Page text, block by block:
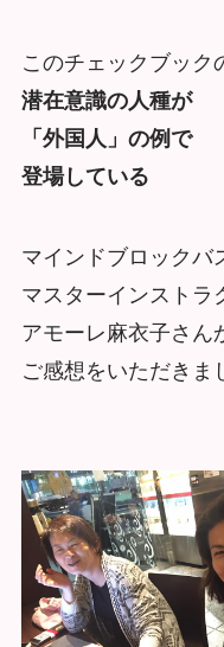
このチェックブック
潜在意識の人種が
「外国人」の例で
登場している
マインドブロックバ
マスターインストラ
アモーレ麻衣子さん
ご感想をいただきま